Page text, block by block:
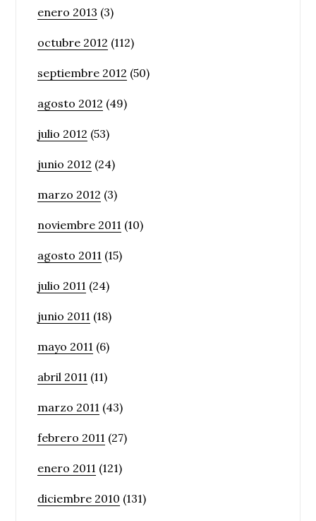
enero 2013 (3)
octubre 2012 (112)
septiembre 2012 (50)
agosto 2012 (49)
julio 2012 (53)
junio 2012 (24)
marzo 2012 (3)
noviembre 2011 (10)
agosto 2011 (15)
julio 2011 (24)
junio 2011 (18)
mayo 2011 (6)
abril 2011 (11)
marzo 2011 (43)
febrero 2011 (27)
enero 2011 (121)
diciembre 2010 (131)